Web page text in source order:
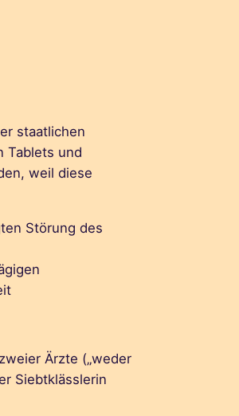
staatlichen
Tablets und
weil diese
Störung des
Ärzte („weder
Siebtklässlerin